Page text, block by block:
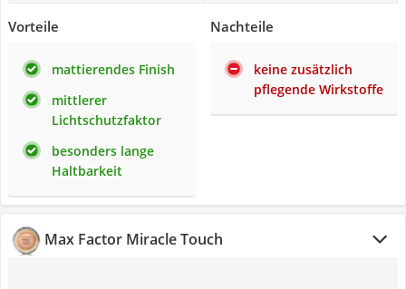
Vorteile
mattierendes Finish
mittlerer
Lichtschutzfaktor
besonders lange
Haltbarkeit
Nachteile
keine zusätzlich
pflegende Wirkstoffe
Max Factor Miracle Touch